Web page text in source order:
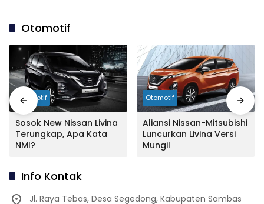
Otomotif
Otomotif
Sosok New Nissan Livina
Terungkap, Apa Kata
NMI?
Otomotif
Aliansi Nissan-Mitsubishi
Luncurkan Livina Versi
Mungil
Info Kontak
Jl. Raya Tebas, Desa Segedong, Kabupaten Sambas